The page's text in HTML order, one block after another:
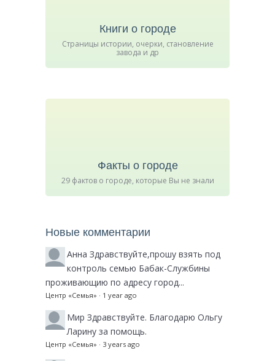
Книги о городе
Страницы истории, очерки, становление
завода и др
Факты о городе
29 фактов о городе, которые Вы не знали
Новые комментарии
Анна Здравствуйте,прошу взять под
контроль семью Бабак-Службины
проживающию по адресу город...
Центр «Семья» · 1 year ago
Мир Здравствуйте. Благодарю Ольгу
Ларину за помощь.
Центр «Семья» · 3 years ago